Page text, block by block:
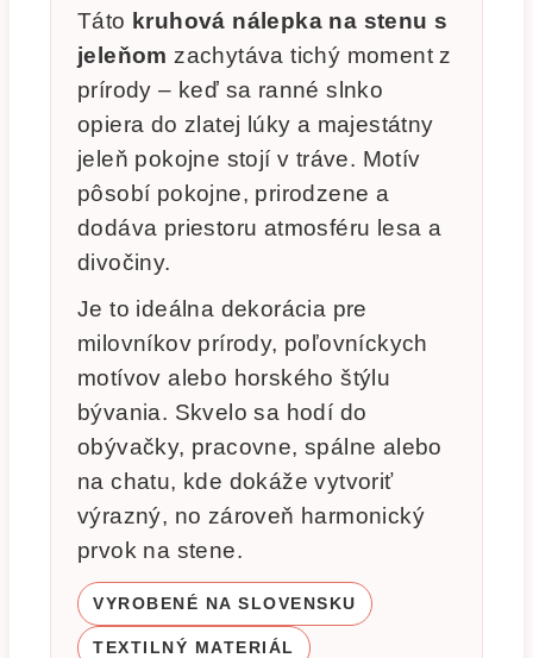
Táto kruhová nálepka na stenu s
jeleňom zachytáva tichý moment z
prírody – keď sa ranné slnko
opiera do zlatej lúky a majestátny
jeleň pokojne stojí v tráve. Motív
pôsobí pokojne, prirodzene a
dodáva priestoru atmosféru lesa a
divočiny.
Je to ideálna dekorácia pre
milovníkov prírody, poľovníckych
motívov alebo horského štýlu
bývania. Skvelo sa hodí do
obývačky, pracovne, spálne alebo
na chatu, kde dokáže vytvoriť
výrazný, no zároveň harmonický
prvok na stene.
VYROBENÉ NA SLOVENSKU
TEXTILNÝ MATERIÁL